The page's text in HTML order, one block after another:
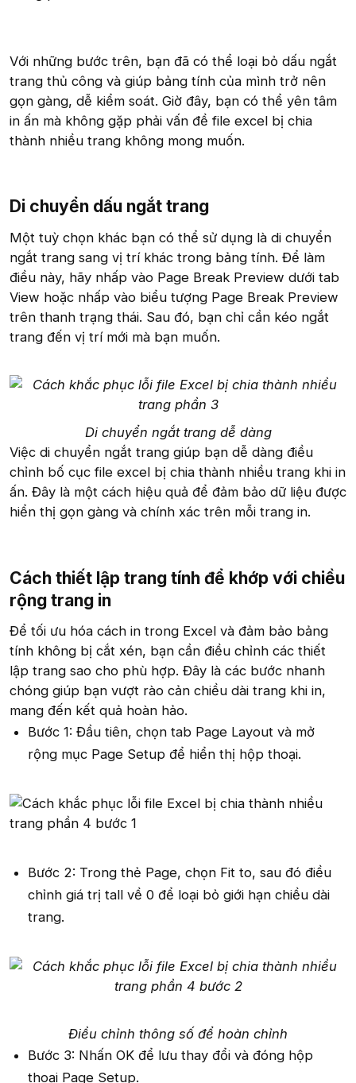
Với những bước trên, bạn đã có thể loại bỏ dấu ngắt
trang thủ công và giúp bảng tính của mình trở nên
gọn gàng, dễ kiểm soát. Giờ đây, bạn có thể yên tâm
in ấn mà không gặp phải vấn đề file excel bị chia
thành nhiều trang không mong muốn.
Di chuyển dấu ngắt trang
Một tuỳ chọn khác bạn có thể sử dụng là di chuyển
ngắt trang sang vị trí khác trong bảng tính. Để làm
điều này, hãy nhấp vào Page Break Preview dưới tab
View hoặc nhấp vào biểu tượng Page Break Preview
trên thanh trạng thái. Sau đó, bạn chỉ cần kéo ngắt
trang đến vị trí mới mà bạn muốn.
Di chuyển ngắt trang dễ dàng
Việc di chuyển ngắt trang giúp bạn dễ dàng điều
chỉnh bố cục file excel bị chia thành nhiều trang khi in
ấn. Đây là một cách hiệu quả để đảm bảo dữ liệu được
hiển thị gọn gàng và chính xác trên mỗi trang in.
Cách thiết lập trang tính để khớp với chiều
rộng trang in
Để tối ưu hóa cách in trong Excel và đảm bảo bảng
tính không bị cắt xén, bạn cần điều chỉnh các thiết
lập trang sao cho phù hợp. Đây là các bước nhanh
chóng giúp bạn vượt rào cản chiều dài trang khi in,
mang đến kết quả hoàn hảo.
Bước 1: Đầu tiên, chọn tab Page Layout và mở
rộng mục Page Setup để hiển thị hộp thoại.
Bước 2: Trong thẻ Page, chọn Fit to, sau đó điều
chỉnh giá trị tall về 0 để loại bỏ giới hạn chiều dài
trang.
Điều chỉnh thông số để hoàn chỉnh
Bước 3: Nhấn OK để lưu thay đổi và đóng hộp
thoại Page Setup.